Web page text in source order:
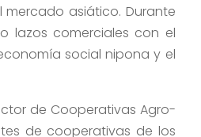
asiático. Durante
lazos comerciales con el
social nipona y el
de Cooperativas Agro-
de cooperativas de los